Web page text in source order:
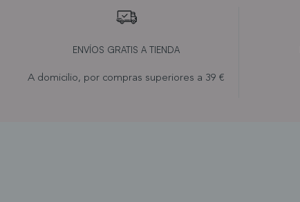
ENVÍOS GRATIS A TIENDA
A domicilio, por compras superiores a 39 €